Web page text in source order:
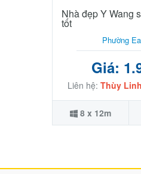
Nhà đẹp Y Wang
tốt
Phường
Giá:
Liên hệ: Thùy
8 x 12m